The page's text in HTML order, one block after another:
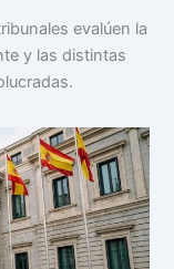
evalúen la
y las distintas